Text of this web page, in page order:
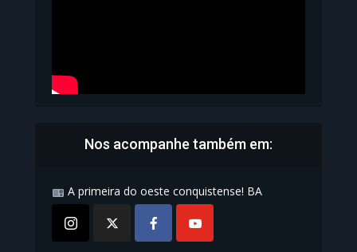
Nos acompanhe também em:
A primeira do oeste conquistense! BA